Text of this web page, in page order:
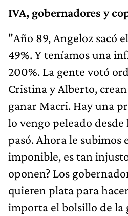
IVA, gobernadores y
"Año 89, Angeloz sacó
49%. Y teníamos una
200%. La gente votó
Cristina y Alberto,
ganar Macri. Hay una
lo vengo peleado desde
pasó. Ahora le subimos
imponible, es tan
oponen? Los
quieren plata para
importa el bolsillo de la